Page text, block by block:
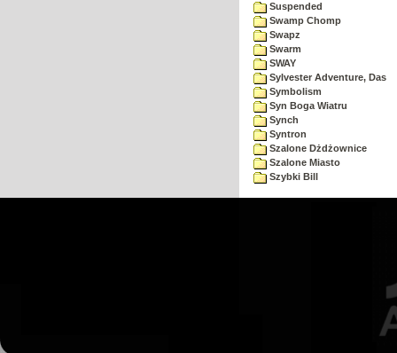
Suspended
Swamp Chomp
Swapz
Swarm
SWAY
Sylvester Adventure, Das
Symbolism
Syn Boga Wiatru
Synch
Syntron
Szalone Dżdżownice
Szalone Miasto
Szybki Bill